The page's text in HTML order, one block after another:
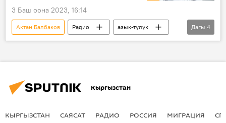
3 Баш оона 2023, 16:14
Актан Балбаков Радио
азык-түлүк
программа
үй-бүлө
жардам
Дагы 4
Кыргызстан
КЫРГЫЗСТАН САЯСАТ РАДИО РОССИЯ МИГРАЦИЯ